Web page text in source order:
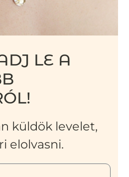
LE A
küldök levelet,
elolvasni.